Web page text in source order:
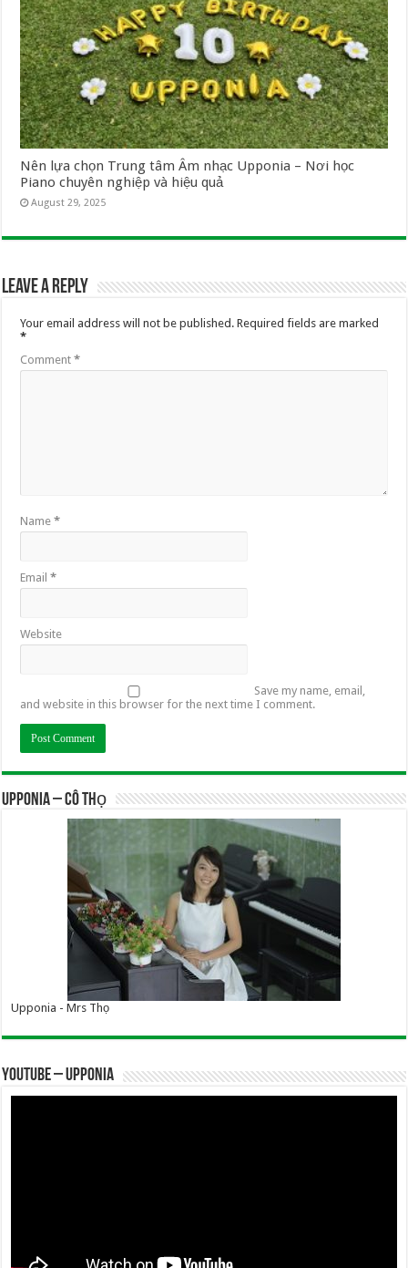
Nên lựa chọn Trung tâm Âm nhạc Upponia – Nơi học
Piano chuyên nghiệp và hiệu quả
August 29, 2025
Leave a Reply
Your email address will not be published. Required fields are marked
*
Comment*
Name*
Email*
Website
Save my name, email,
and website in this browser for the next time I comment.
UPPONIA – Cô Thọ
Upponia - Mrs Thọ
YOUTUBE – UPPONIA